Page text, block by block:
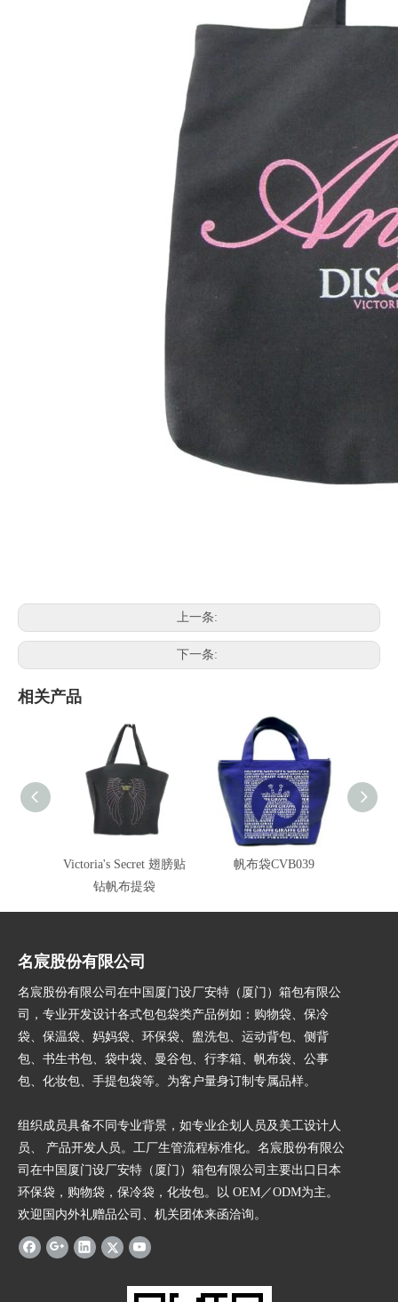
上一条:
下一条:
相关产品
Victoria's Secret 翅膀贴
钻帆布提袋
帆布袋CVB039
名宸股份有限公司
名宸股份有限公司在中国厦门设厂安特（厦门）箱包有限公
司，专业开发设计各式包包袋类产品例如：购物袋、保冷
袋、保温袋、妈妈袋、环保袋、盥洗包、运动背包、侧背
包、书生书包、袋中袋、曼谷包、行李箱、帆布袋、公事
包、化妆包、手提包袋等。为客户量身订制专属品样。
组织成员具备不同专业背景，如专业企划人员及美工设计人
员、 产品开发人员。工厂生管流程标准化。名宸股份有限公
司在中国厦门设厂安特（厦门）箱包有限公司主要出口日本
环保袋，购物袋，保冷袋，化妆包。以 OEM／ODM为主。
欢迎国内外礼赠品公司、机关团体来函洽询。